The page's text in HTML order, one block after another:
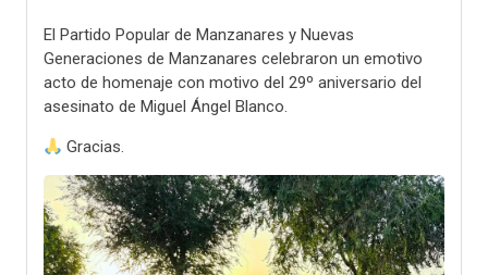
El Partido Popular de Manzanares y Nuevas
Generaciones de Manzanares celebraron un emotivo
acto de homenaje con motivo del 29º aniversario del
asesinato de Miguel Ángel Blanco.
Gracias.